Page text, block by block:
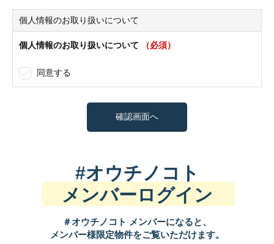
個人情報のお取り扱いについて
個人情報のお取り扱いについて （必須）
同意する
#オウチノコト
メンバーログイン
＃オウチノコト メンバーになると、
メンバー様限定物件をご覧いただけます。